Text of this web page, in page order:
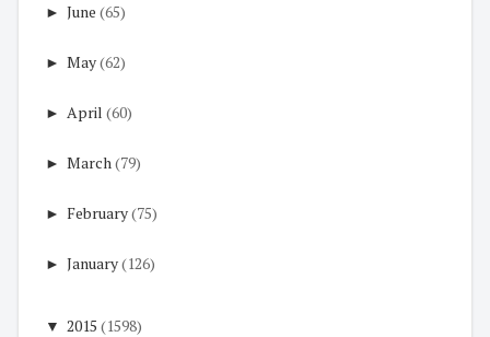
► June (65)
► May(62)
► April (60)
► March(79)
► February(75)
► January(126)
▼ 2015 (1598)